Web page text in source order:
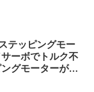
テッピングモー
ーボでトルク不
グモーターがお